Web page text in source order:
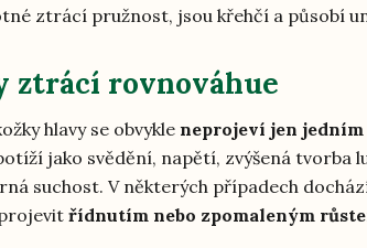
ztrácí pružnost, jsou křehčí a působí
ztrácí rovnováhue
hlavy se obvykleneprojeví jen jedním
jako svědění, napětí, zvýšená tvorba
suchost. V některých případech
řídnutím nebo zpomaleným